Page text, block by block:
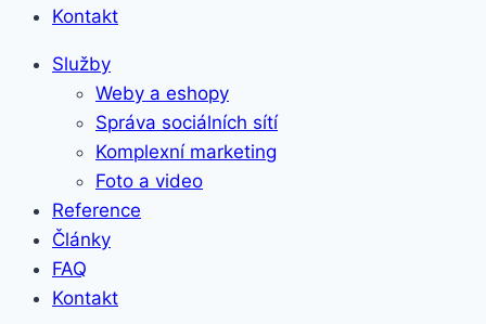
Kontakt
Služby
Weby a eshopy
Správa sociálních sítí
Komplexní marketing
Foto a video
Reference
Články
FAQ
Kontakt